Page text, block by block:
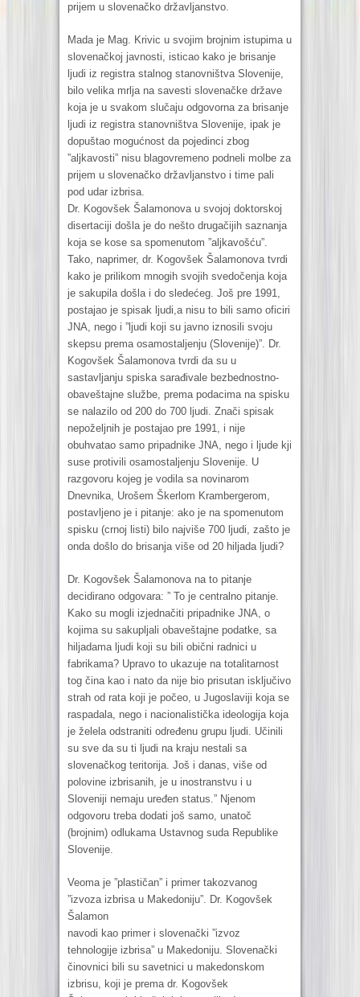
prijem u slovenačko državljanstvo.
Mada je Mag. Krivic u svojim brojnim istupima u
slovenačkoj javnosti, isticao kako je brisanje
ljudi iz registra stalnog stanovništva Slovenije,
bilo velika mrlja na savesti slovenačke države
koja je u svakom slučaju odgovorna za brisanje
ljudi iz registra stanovništva Slovenije, ipak je
dopuštao mogućnost da pojedinci zbog
”aljkavosti” nisu blagovremeno podneli molbe za
prijem u slovenačko državljanstvo i time pali
pod udar izbrisa.
Dr. Kogovšek Šalamonova u svojoj doktorskoj
disertaciji došla je do nešto drugačijih saznanja
koja se kose sa spomenutom ”aljkavošću”.
Tako, naprimer, dr. Kogovšek Šalamonova tvrdi
kako je prilikom mnogih svojih svedočenja koja
je sakupila došla i do sledećeg. Još pre 1991,
postajao je spisak ljudi,a nisu to bili samo oficiri
JNA, nego i ”ljudi koji su javno iznosili svoju
skepsu prema osamostaljenju (Slovenije)”. Dr.
Kogovšek Šalamonova tvrdi da su u
sastavljanju spiska sarađivale bezbednostno-
obaveštajne službe, prema podacima na spisku
se nalazilo od 200 do 700 ljudi. Znači spisak
nepoželjnih je postajao pre 1991, i nije
obuhvatao samo pripadnike JNA, nego i ljude kji
suse protivili osamostaljenju Slovenije. U
razgovoru kojeg je vodila sa novinarom
Dnevnika, Urošem Škerlom Krambergerom,
postavljeno je i pitanje: ako je na spomenutom
spisku (crnoj listi) bilo najviše 700 ljudi, zašto je
onda došlo do brisanja više od 20 hiljada ljudi?
Dr. Kogovšek Šalamonova na to pitanje
decidirano odgovara: ” To je centralno pitanje.
Kako su mogli izjednačiti pripadnike JNA, o
kojima su sakupljali obaveštajne podatke, sa
hiljadama ljudi koji su bili obični radnici u
fabrikama? Upravo to ukazuje na totalitarnost
tog čina kao i nato da nije bio prisutan isključivo
strah od rata koji je počeo, u Jugoslaviji koja se
raspadala, nego i nacionalistička ideologija koja
je želela odstraniti određenu grupu ljudi. Učinili
su sve da su ti ljudi na kraju nestali sa
slovenačkog teritorija. Još i danas, više od
polovine izbrisanih, je u inostranstvu i u
Sloveniji nemaju uređen status.” Njenom
odgovoru treba dodati još samo, unatoč
(brojnim) odlukama Ustavnog suda Republike
Slovenije.
Veoma je ”plastičan” i primer takozvanog
”izvoza izbrisa u Makedoniju”. Dr. Kogovšek
Šalamon
navodi kao primer i slovenački ”izvoz
tehnologije izbrisa” u Makedoniju. Slovenački
činovnici bili su savetnici u makedonskom
izbrisu, koji je prema dr. Kogovšek